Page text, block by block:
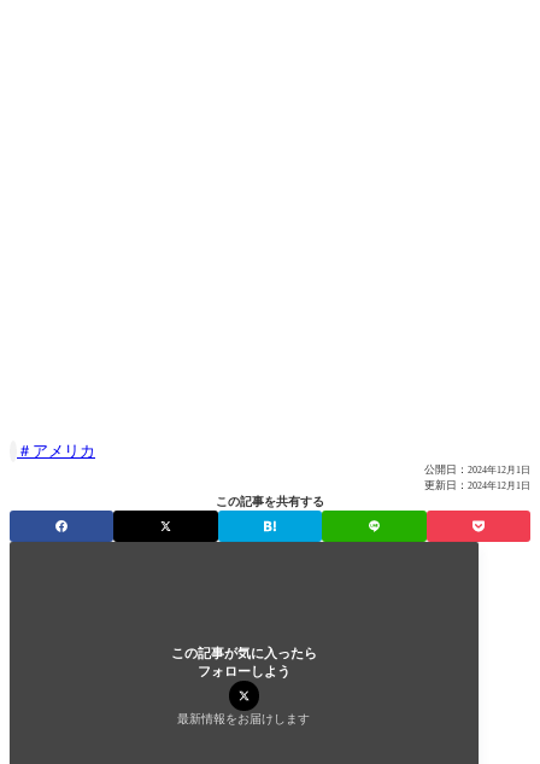
アメリカ
公開日： 2024年12月1日
更新日： 2024年12月1日
この記事を共有する
この記事が気に入ったら
フォローしよう
最新情報をお届けします